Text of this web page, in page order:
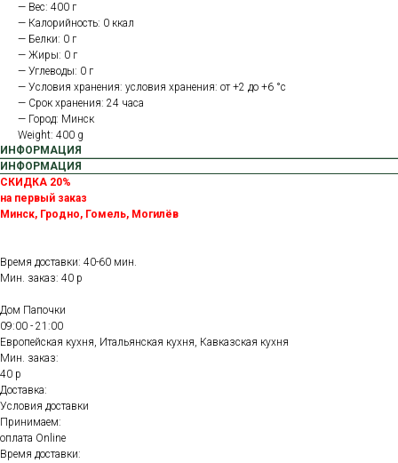
— Вес: 400 г
— Калорийность: 0 ккал
— Белки: 0 г
— Жиры: 0 г
— Углеводы: 0 г
— Условия хранения: условия хранения: от +2 до +6 °с
— Срок хранения: 24 часа
— Город: Минск
Weight: 400 g
ИНФОРМАЦИЯ
ИНФОРМАЦИЯ
СКИДКА 20%
на первый заказ
Минск, Гродно, Гомель, Могилёв
Время доставки: 40-60 мин.
Мин. заказ: 40 р
Дом Папочки
09:00 - 21:00
Европейская кухня, Итальянская кухня, Кавказская кухня
Мин. заказ:
40 р
Доставка:
Условия доставки
Принимаем:
оплата Online
Время доставки: